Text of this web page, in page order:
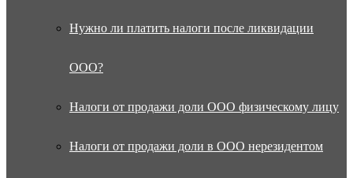
Нужно ли платить налоги после ликвидации
ООО?
Налоги от продажи доли ООО физическому лицу
Налоги от продажи доли в ООО нерезидентом